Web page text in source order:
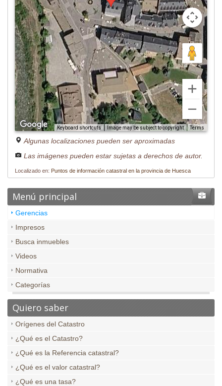
Keyboard shortcuts Image may be subject to copyright Terms
Algunas localizaciones pueden ser aproximadas
Las imágenes pueden estar sujetas a derechos de autor.
Localizado en: Puntos de información catastral en la provincia de Huesca
Menú principal
Gerencias
Impresos
Busca inmuebles
Videos
Normativa
Categorías
Quiero saber
Orígenes del Catastro
¿Qué es el Catastro?
¿Qué es la Referencia catastral?
¿Qué es el valor catastral?
¿Qué es una tasa?